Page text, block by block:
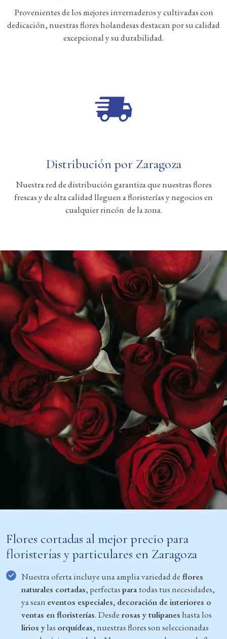
Provenientes de los mejores invernaderos y cultivadas con
dedicación, nuestras flores holandesas destacan por su calidad
excepcional y su durabilidad.
Distribución por Zaragoza
Nuestra red de distribución garantiza que nuestras flores
frescas y de alta calidad lleguen a floristerías y negocios en
cualquier rincón de la zona.
Flores cortadas al mejor precio para
floristerías y particulares en Zaragoza
Nuestra oferta incluye una amplia variedad de flores
naturales cortadas, perfectasparatodas tus necesidades,
ya sean eventos especiales, decoración de interiores o
ventas en floristerías. Desde rosas y tulipaneshasta los
lirios ylas orquídeas, nuestras flores son seleccionadas